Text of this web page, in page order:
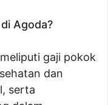
Agoda?
gaji pokok
dan
serta